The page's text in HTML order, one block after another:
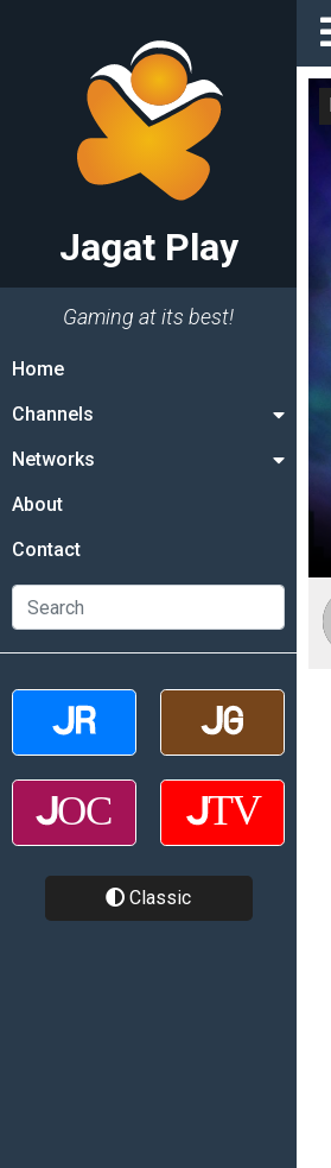
Jagat Play
Gaming at its best!
Home
Channels
Networks
About
Contact
Classic